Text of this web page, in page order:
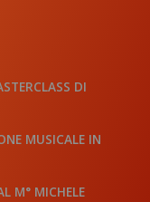
DI
MUSICALE IN
M° MICHELE